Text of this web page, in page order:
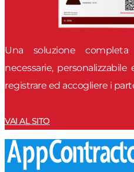
Una soluzione
necessarie,
registrare ed accogliere i
VAI AL SITO